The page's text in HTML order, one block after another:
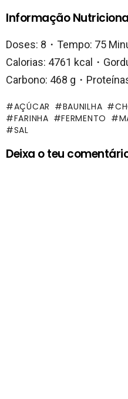
Informação
Doses: 8・Tempo: 75
Calorias: 4761 kcal・
Carbono: 468 g・
AÇÚCAR BAUNILHA
FARINHA
FERMENTO
SAL
Deixa o teu